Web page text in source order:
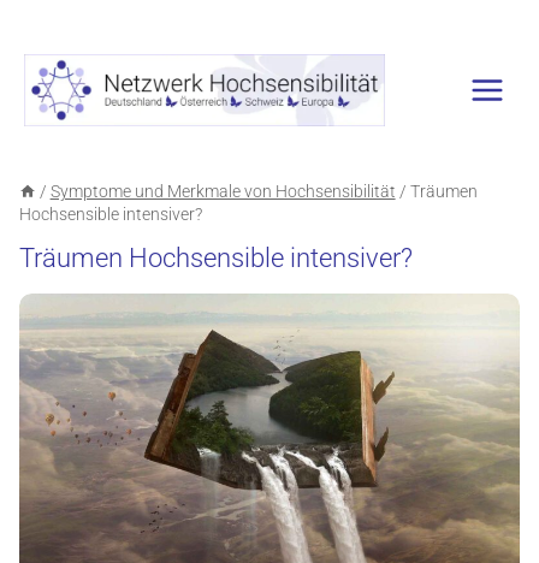
springen
/ Symptome und Merkmale von Hochsensibilität / Träumen
Hochsensible intensiver?
Träumen Hochsensible intensiver?